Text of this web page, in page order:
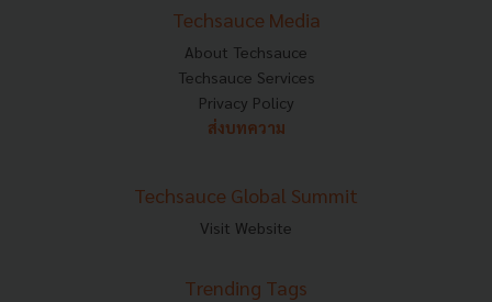
Techsauce Media
About Techsauce
Techsauce Services
Privacy Policy
ส่งบทความ
Techsauce Global Summit
Visit Website
Trending Tags